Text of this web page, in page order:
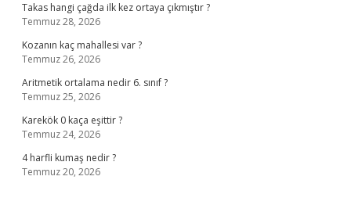
Takas hangi çağda ilk kez ortaya çıkmıştır ?
Temmuz 28, 2026
Kozanın kaç mahallesi var ?
Temmuz 26, 2026
Aritmetik ortalama nedir 6. sınıf ?
Temmuz 25, 2026
Karekök 0 kaça eşittir ?
Temmuz 24, 2026
4 harfli kumaş nedir ?
Temmuz 20, 2026